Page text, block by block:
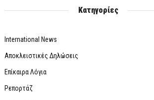
Κατηγορίες
International News
Αποκλειστικές Δηλώσεις
Επίκαιρα Λόγια
Ρεπορτάζ